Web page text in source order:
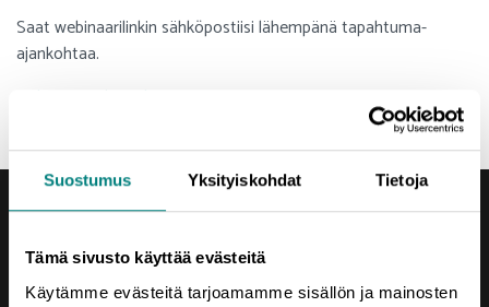
Suostumus Yksityiskohdat Tietoja
Tämä sivusto käyttää evästeitä
Käytämme evästeitä tarjoamamme sisällön ja mainosten
Saat webinaarilinkin sähköpostiisi lähempänä tapahtuma-
ajankohtaa.